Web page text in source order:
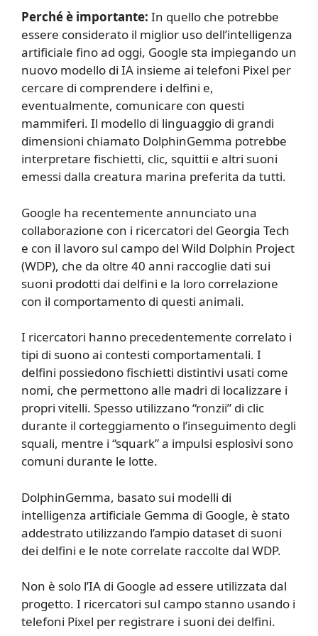
Perché è importante: In quello che potrebbe
essere considerato il miglior uso dell’intelligenza
artificiale fino ad oggi, Google sta impiegando un
nuovo modello di IA insieme ai telefoni Pixel per
cercare di comprendere i delfini e,
eventualmente, comunicare con questi
mammiferi. Il modello di linguaggio di grandi
dimensioni chiamato DolphinGemma potrebbe
interpretare fischietti, clic, squittii e altri suoni
emessi dalla creatura marina preferita da tutti.
Google ha recentemente annunciato una
collaborazione con i ricercatori del Georgia Tech
e con il lavoro sul campo del Wild Dolphin Project
(WDP), che da oltre 40 anni raccoglie dati sui
suoni prodotti dai delfini e la loro correlazione
con il comportamento di questi animali.
I ricercatori hanno precedentemente correlato i
tipi di suono ai contesti comportamentali. I
delfini possiedono fischietti distintivi usati come
nomi, che permettono alle madri di localizzare i
propri vitelli. Spesso utilizzano “ronzii” di clic
durante il corteggiamento o l’inseguimento degli
squali, mentre i “squark” a impulsi esplosivi sono
comuni durante le lotte.
DolphinGemma, basato sui modelli di
intelligenza artificiale Gemma di Google, è stato
addestrato utilizzando l’ampio dataset di suoni
dei delfini e le note correlate raccolte dal WDP.
Non è solo l’IA di Google ad essere utilizzata dal
progetto. I ricercatori sul campo stanno usando i
telefoni Pixel per registrare i suoni dei delfini.